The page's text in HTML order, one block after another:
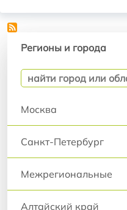
Регионы и города
Москва
Санкт-Петербург
Межрегиональные
Алтайский край